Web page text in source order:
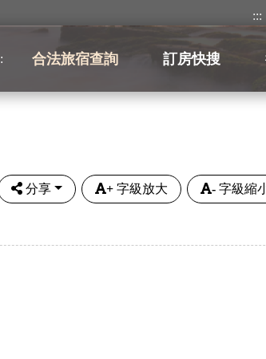
:::
合法旅宿查詢 訂房快搜
分享 + 字級放大 - 字級縮